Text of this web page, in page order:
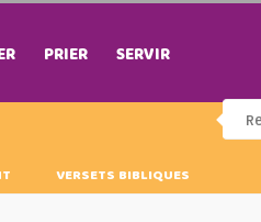
PRIER SERVIR
VERSETS BIBLIQUES